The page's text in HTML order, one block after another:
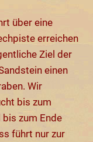
über eine
erreichen
Ziel der
einen
Wir
bis zum
bis zum Ende
führt nur zur